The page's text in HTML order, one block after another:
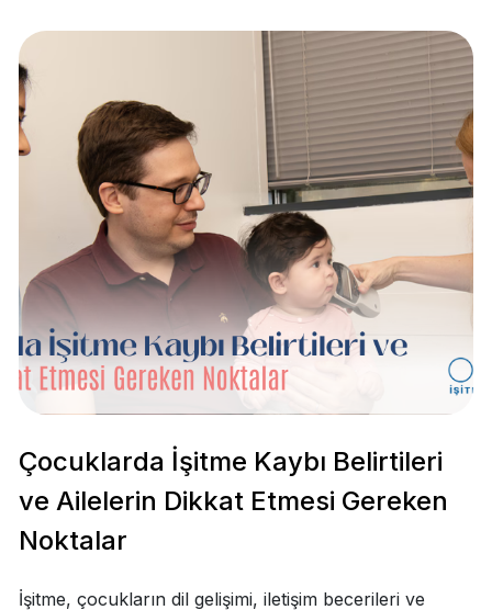
Çocuklarda İşitme Kaybı Belirtileri
ve Ailelerin Dikkat Etmesi Gereken
Noktalar
İşitme, çocukların dil gelişimi, iletişim becerileri ve